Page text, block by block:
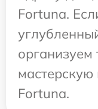
Fortuna.
организуем
мастерскую
Fortuna.